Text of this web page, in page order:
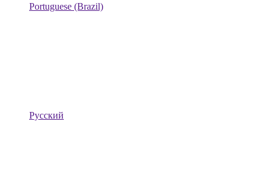
Portuguese (Brazil)
Русский